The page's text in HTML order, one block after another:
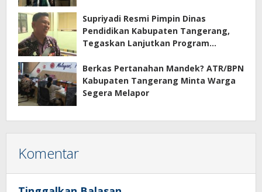
Supriyadi Resmi Pimpin Dinas
Pendidikan Kabupaten Tangerang,
Tegaskan Lanjutkan Program
Berkas Pertanahan Mandek? ATR/BPN
Kabupaten Tangerang Minta Warga
Segera Melapor
Komentar